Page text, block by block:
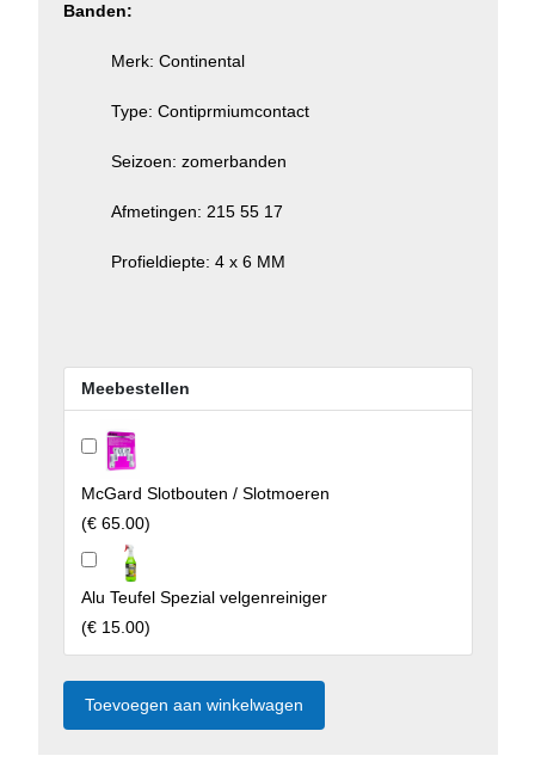
Banden:
Merk: Continental
Type: Contiprmiumcontact
Seizoen: zomerbanden
Afmetingen: 215 55 17
Profieldiepte: 4 x 6 MM
Meebestellen
McGard Slotbouten / Slotmoeren
(€ 65.00)
Alu Teufel Spezial velgenreiniger
(€ 15.00)